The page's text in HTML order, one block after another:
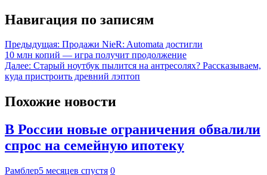
Навигация по записям
Предыдущая: Продажи NieR: Automata достигли
10 млн копий — игра получит продолжение
Далее: Старый ноутбук пылится на антресолях? Рассказываем,
куда пристроить древний лэптоп
Похожие новости
В России новые ограничения обвалили
спрос на семейную ипотеку
Рамблер5 месяцев спустя 0